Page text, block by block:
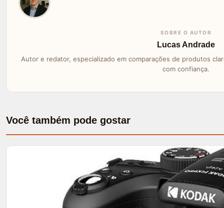
SOBRE O AUTOR
Lucas Andrade
Autor e redator, especializado em comparações de produtos
com confiança.
Você também pode gostar